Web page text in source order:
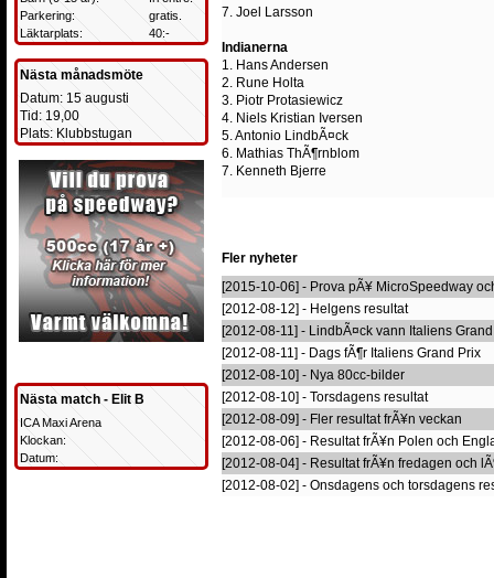
Parkering:
gratis.
Läktarplats:
40:-
Nästa månadsmöte
Datum: 15 augusti
Tid: 19,00
Plats: Klubbstugan
Nästa match - Elit B
ICA Maxi Arena
Klockan:
Datum:
7. Joel Larsson
Indianerna
1. Hans Andersen
2. Rune Holta
3. Piotr Protasiewicz
4. Niels Kristian Iversen
5. Antonio LindbÃ¤ck
6. Mathias ThÃ¶rnblom
7. Kenneth Bjerre
Fler nyheter
[2015-10-06] - Prova pÃ¥ MicroSpeedway
[2012-08-12] - Helgens resultat
[2012-08-11] - LindbÃ¤ck vann Italiens
[2012-08-11] - Dags fÃ¶r Italiens Grand Prix
[2012-08-10] - Nya 80cc-bilder
[2012-08-10] - Torsdagens resultat
[2012-08-09] - Fler resultat frÃ¥n veckan
[2012-08-06] - Resultat frÃ¥n Polen och
[2012-08-04] - Resultat frÃ¥n fredagen och
[2012-08-02] - Onsdagens och torsdagens